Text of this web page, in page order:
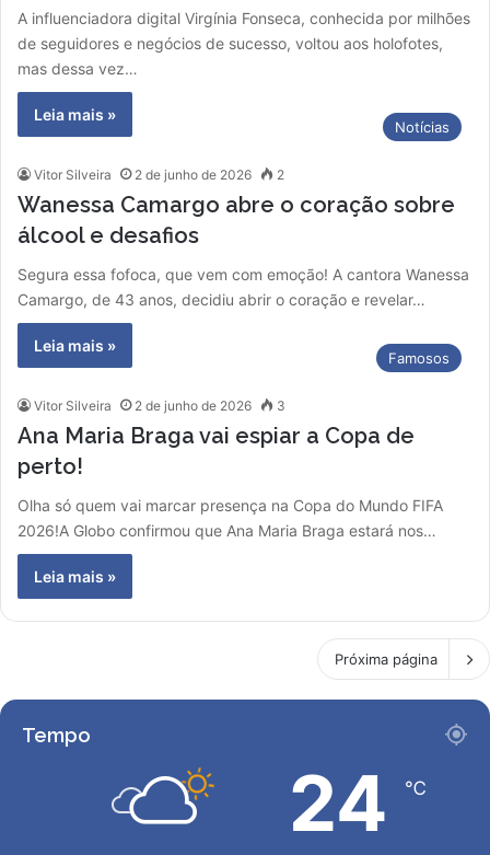
A influenciadora digital Virgínia Fonseca, conhecida por milhões
de seguidores e negócios de sucesso, voltou aos holofotes,
mas dessa vez…
Leia mais »
Notícias
Vitor Silveira 2 de junho de 2026 2
Wanessa Camargo abre o coração sobre
álcool e desafios
Segura essa fofoca, que vem com emoção! A cantora Wanessa
Camargo, de 43 anos, decidiu abrir o coração e revelar…
Leia mais »
Famosos
Vitor Silveira 2 de junho de 2026 3
Ana Maria Braga vai espiar a Copa de
perto!
Olha só quem vai marcar presença na Copa do Mundo FIFA
2026!A Globo confirmou que Ana Maria Braga estará nos…
Leia mais »
Próxima página
Tempo
24 ℃